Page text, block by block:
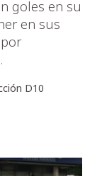
goles en su
en sus
D10